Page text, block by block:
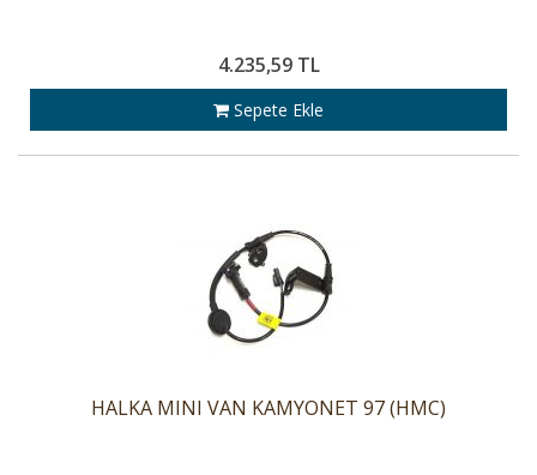
4.235,59 TL
Sepete Ekle
HALKA MINI VAN KAMYONET 97 (HMC)